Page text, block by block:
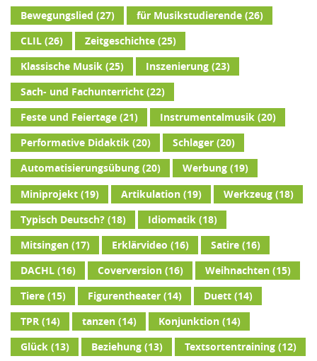
Bewegungslied (27) für Musikstudierende(26)
CLIL(26) Zeitgeschichte(25)
Klassische Musik(25) Inszenierung(23)
Sach- und Fachunterricht(22)
Feste und Feiertage(21) Instrumentalmusik(20)
Performative Didaktik(20) Schlager(20)
Automatisierungsübung(20) Werbung(19)
Miniprojekt(19) Artikulation(19) Werkzeug(18)
Typisch Deutsch?(18) Idiomatik(18)
Mitsingen(17) Erklärvideo (16) Satire(16)
DACHL(16) Coverversion(16) Weihnachten(15)
Tiere(15) Figurentheater(14) Duett(14)
TPR(14) tanzen(14) Konjunktion(14)
Glück(13) Beziehung(13) Textsortentraining(12)